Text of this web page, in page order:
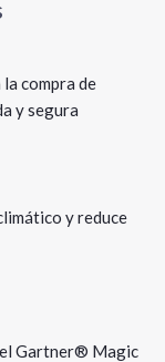
compra de
y segura
y reduce
el Gartner® Magic